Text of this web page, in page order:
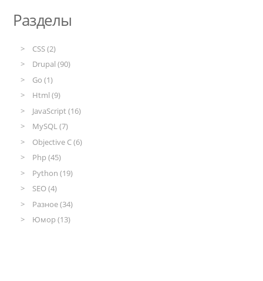
Разделы
CSS (2)
Drupal (90)
Go (1)
Html (9)
JavaScript (16)
MySQL (7)
Objective C (6)
Php (45)
Python (19)
SEO (4)
Разное (34)
Юмор (13)